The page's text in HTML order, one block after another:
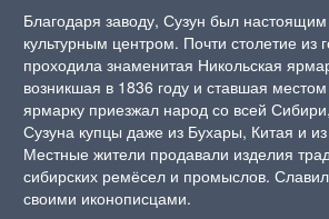
Благодаря заводу, Сузун был
культурным центром. Почти столетие из
проходила знаменитая Никольская
возникшая в 1836 году и ставшая
ярмарку приезжал народ со всей
Сузуна купцы даже из Бухары, Китая и
Местные жители продавали изделия
сибирских ремёсел и промыслов.
своими иконописцами.